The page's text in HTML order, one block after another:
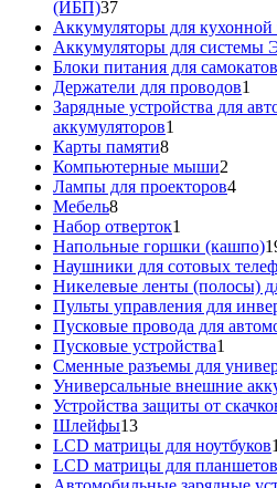
(ИБП)3737
товаров
Аккумуляторы для кухонной
Аккумуляторы для
Блоки питания для самокатов
Держатели для проводов1
Зарядные устройства для
аккумуляторов1
Карты памяти88
товаров
Компьютерные мыши2
товара
Лампы для проекторов44
Мебель88
товаров
Набор отверток1
товар
Напольные горшки (кашпо)
Наушники для сотовых
Никелевые ленты (полосы)
Пульты управления для
Пусковые провода для
Пусковые устройства1
товар
Сменные разъемы для
Универсальные внешние
Устройства защиты от
Шлейфы1313
товаров
LCD матрицы для ноутбуков
LCD матрицы для планшетов